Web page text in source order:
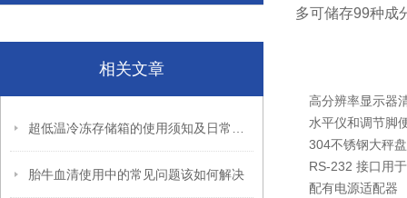
相关文章
胎牛血清使用中的常见问题该如何解决
多可储存99种成
高分辨率显示器
水平仪和调节脚
304不锈钢大秤
RS-232 接口用
配有电源适配器